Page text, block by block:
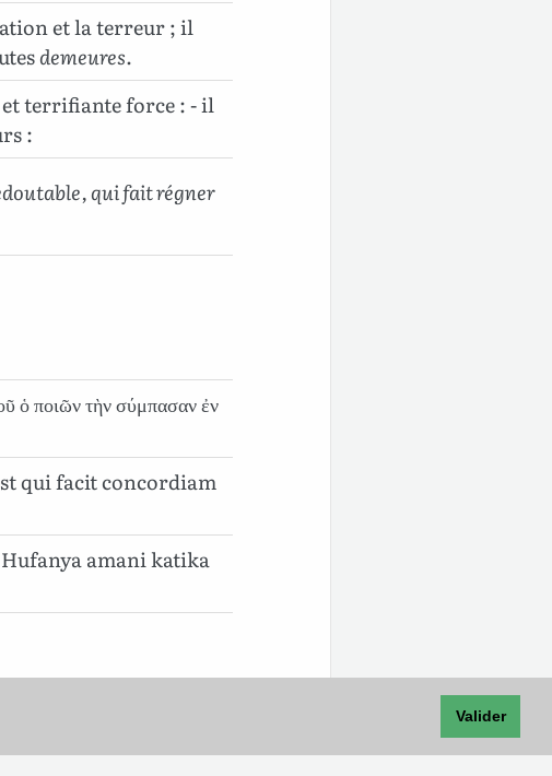
Valider
et la terreur ; il
demeures.
terrifiante force : - il
:
qui fait régner
ὁ ποιῶν τὴν σύμπασαν ἐν
qui facit concordiam
amani katika